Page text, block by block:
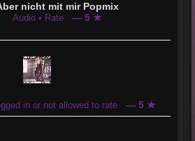
nicht mit mir Popmix
Audio • Rate — 5 ★
in or not allowed to rate — 5 ★